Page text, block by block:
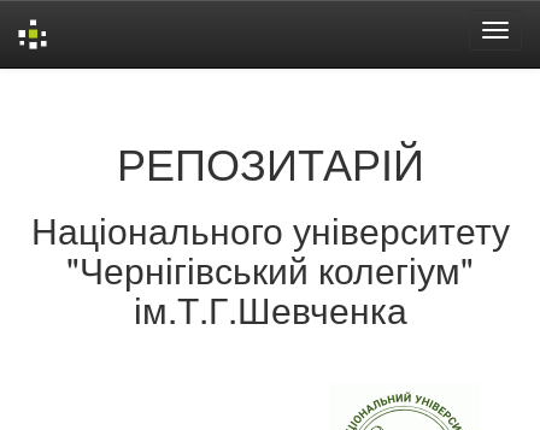
РЕПОЗИТАРІЙ
Національного університету
"Чернігівський колегіум"
ім.Т.Г.Шевченка